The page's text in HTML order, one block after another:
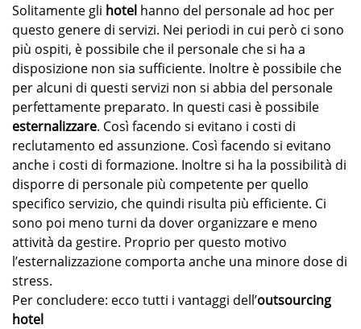
Solitamente gli hotel hanno del personale ad hoc per
questo genere di servizi. Nei periodi in cui però ci sono
più ospiti, è possibile che il personale che si ha a
disposizione non sia sufficiente. Inoltre è possibile che
per alcuni di questi servizi non si abbia del personale
perfettamente preparato. In questi casi è possibile
esternalizzare. Così facendo si evitano i costi di
reclutamento ed assunzione. Così facendo si evitano
anche i costi di formazione. Inoltre si ha la possibilità di
disporre di personale più competente per quello
specifico servizio, che quindi risulta più efficiente. Ci
sono poi meno turni da dover organizzare e meno
attività da gestire. Proprio per questo motivo
l’esternalizzazione comporta anche una minore dose di
stress.
Per concludere: ecco tutti i vantaggi dell’outsourcing
hotel